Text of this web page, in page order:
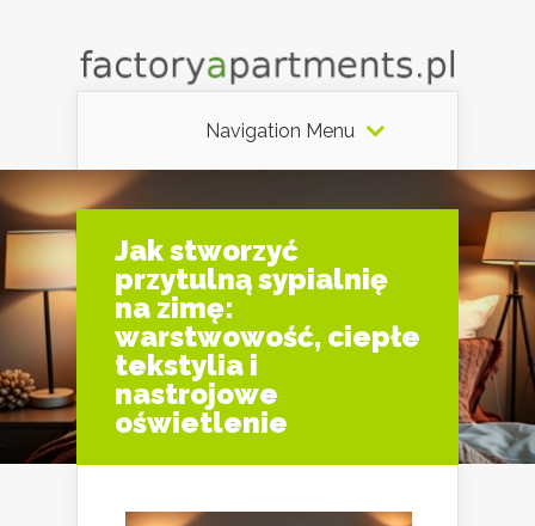
Navigation Menu
Jak stworzyć
przytulną sypialnię
na zimę:
warstwowość, ciepłe
tekstylia i
nastrojowe
oświetlenie